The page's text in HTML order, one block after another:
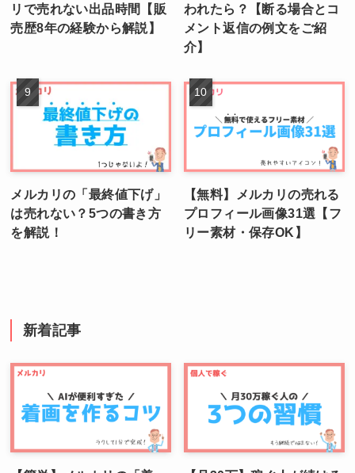
リで売れない出品時間【販
売歴8年の経験から解説】
われたら？【断る場合とコ
メント返信の例文をご紹
介】
メルカリの「最終値下げ」
は売れない？5つの書き方
を解説！
【無料】メルカリの売れる
プロフィール画像31選【フ
リー素材・保存OK】
新着記事